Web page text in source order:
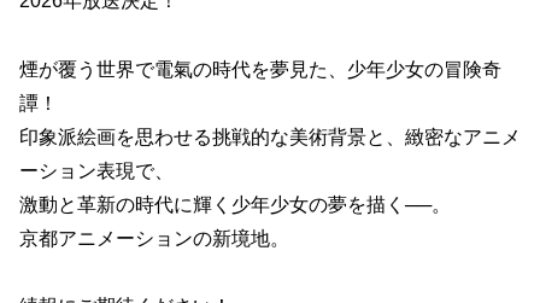
煙が覆う世界で電氣の時代を夢見た、少年少女の冒険奇
譚！
印象派絵画を思わせる挑戦的な美術背景と、緻密なアニメ
ーション表現で、
激動と革新の時代に輝く少年少女の夢を描く──。
京都アニメーションの新境地。